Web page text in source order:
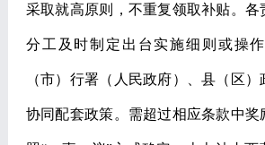
采取就高原则，不重复领取补贴。各
分工及时制定出台实施细则或操
（市）行署（人民政府）、县（区
协同配套政策。需超过相应条款中奖